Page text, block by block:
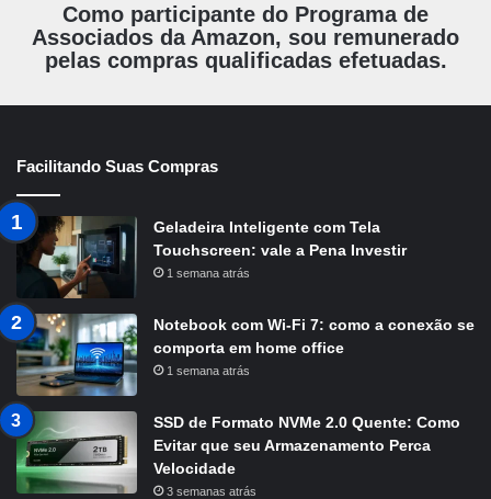
Como participante do Programa de
Associados da Amazon, sou remunerado
pelas compras qualificadas efetuadas.
Facilitando Suas Compras
Geladeira Inteligente com Tela
Touchscreen: vale a Pena Investir
1 semana atrás
Notebook com Wi-Fi 7: como a conexão se
comporta em home office
1 semana atrás
SSD de Formato NVMe 2.0 Quente: Como
Evitar que seu Armazenamento Perca
Velocidade
3 semanas atrás